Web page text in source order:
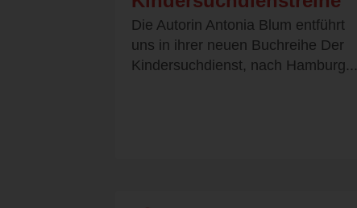
Die Autorin Antonia Blum entführt
uns in ihrer neuen Buchreihe Der
Kindersuchdienst, nach Hamburg...